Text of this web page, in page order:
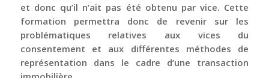
et donc qu’il n’ait pas été obtenu par vice. Cette
formation permettra donc de revenir sur les
problématiques relatives aux vices du
consentement et aux différentes méthodes de
représentation dans le cadre d’une transaction